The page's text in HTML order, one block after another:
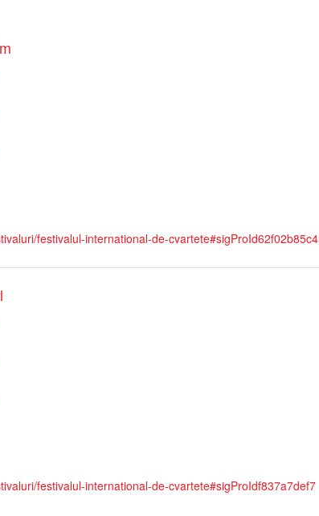
festivalul-international-de-cvartete#sigProId62f02b85c4
festivalul-international-de-cvartete#sigProIdf837a7def7